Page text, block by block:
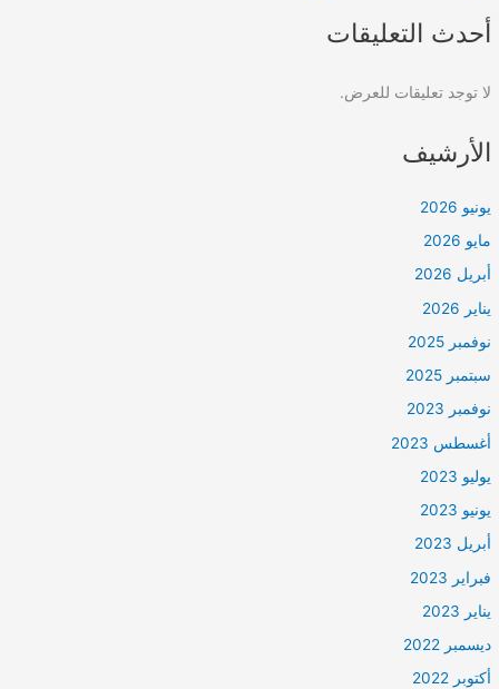
أحدث التعليقات
لا توجد تعليقات للعرض.
الأرشيف
يونيو 2026
مايو 2026
أبريل 2026
يناير 2026
نوفمبر 2025
سبتمبر 2025
نوفمبر 2023
أغسطس 2023
يوليو 2023
يونيو 2023
أبريل 2023
فبراير 2023
يناير 2023
ديسمبر 2022
أكتوبر 2022